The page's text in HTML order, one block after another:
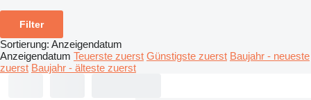
Filter
Sortierung: Anzeigendatum
Anzeigendatum Teuerste zuerst Günstigste zuerst Baujahr - neueste
zuerst Baujahr - älteste zuerst